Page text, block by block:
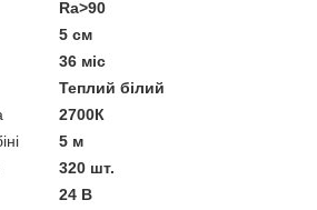
Ra>90
5 см
36 міс
Теплий білий
2700К
5 м
320 шт.
24 В